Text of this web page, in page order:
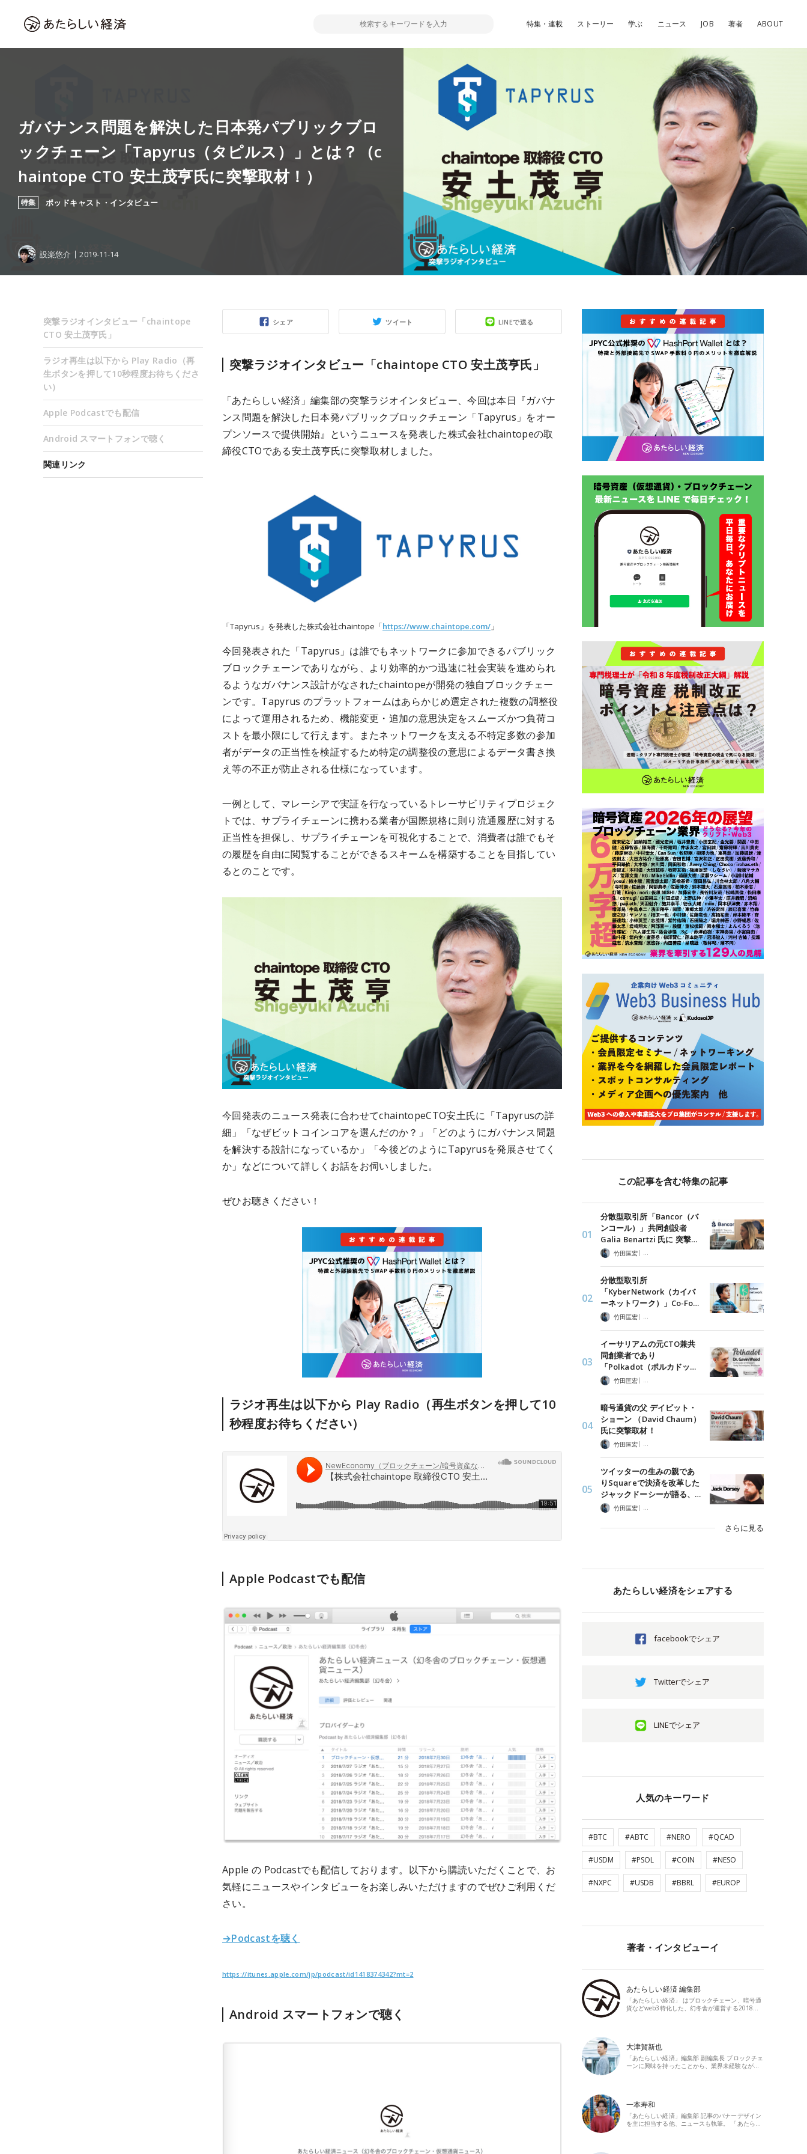
特集・連載 ストーリー 学ぶ ニュース JOB 著者 ABOUT
ガバナンス問題を解決した日本発パブリックブロ
ックチェーン「Tapyrus（タピルス）」とは？（c
haintope CTO 安土茂亨氏に突撃取材！）
特集 ポッドキャスト・インタビュー
設楽悠介 2019-11-14
シェア ツイート LINEで送る
突撃ラジオインタビュー「chaintope CTO 安土茂亨氏」
「あたらしい経済」編集部の突撃ラジオインタビュー、今回は本日『ガバナ
ンス問題を解決した日本発パブリックブロックチェーン「Tapyrus 」をオー
プンソースで提供開始』というニュースを発表した株式会社chaintopeの取
締役CTOである安土茂亨氏に突撃取材しました。
「Tapyrus」を発表した株式会社chaintope「https://www.chaintope.com/ 」
今回発表された「Tapyrus」は誰でもネットワークに参加できるパブリック
ブロックチェーンでありながら、より効率的かつ迅速に社会実装を進められ
るようなガバナンス設計がなされたchaintopeが開発の独自ブロックチェー
ンです。Tapyrus のプラットフォームはあらかじめ選定された複数の調整役
によって運用されるため、機能変更・追加の意思決定をスムーズかつ負荷コ
ストを最小限にして行えます。またネットワークを支える不特定多数の参加
者がデータの正当性を検証するため特定の調整役の意思によるデータ書き換
え等の不正が防止される仕様になっています。
一例として、マレーシアで実証を行なっているトレーサビリティプロジェク
トでは、サプライチェーンに携わる業者が国際規格に則り流通履歴に対する
正当性を担保し、サプライチェーンを可視化することで、消費者は誰でもそ
の履歴を自由に閲覧することができるスキームを構築することを目指してい
るとのことです。
今回発表のニュース発表に合わせてchaintopeCTO安土氏に「Tapyrusの詳
細 」「なぜビットコインコアを選んだのか？」「どのようにガバナンス問題
を解決する設計になっているか」「今後どのようにTapyrusを発展させてく
か 」などについて詳しくお話をお伺いしました。
ぜひお聴きください！
ラジオ再生は以下から Play Radio（再生ボタンを押して10
秒程度お待ちください）
Apple Podcastでも配信
Apple の Podcastでも配信しております。以下から購読いただくことで、お
気軽にニュースやインタビューをお楽しみいただけますのでぜひご利用くだ
さい。
→Podcastを聴く
https://itunes.apple.com/jp/podcast/id1418374342?mt=2
Android スマートフォンで聴く
突撃ラジオインタビュー「chaintope
CTO 安土茂亨氏」
ラジオ再生は以下から Play Radio（再
生ボタンを押して10秒程度お待ちくださ
い）
Apple Podcastでも配信
Android スマートフォンで聴く
関連リンク
この記事を含む特集の記事
分散型取引所「Bancor（バ
ンコール）」共同創設者
Galia Benartzi 氏に 突撃…
竹田匡宏 |
ポッドキャスト・インタビュー
分散型取引所
「KyberNetwork（カイバ
ーネットワーク）」Co-Fo…
竹田匡宏 |
ポッドキャスト・インタビュー
イーサリアムの元CTO兼共
同創業者であり
「Polkadot（ポルカドッ…
竹田匡宏 |
ポッドキャスト・インタビュー
暗号通貨の父 デイビット・
ショーン （David Chaum）
氏に突撃取材！
竹田匡宏 |
ポッドキャスト・インタビュー
ツイッターの生みの親であ
りSquareで決済を改革した
ジャックドーシーが語る、…
竹田匡宏 |
ポッドキャスト・インタビュー
さらに見る
あたらしい経済をシェアする
facebookでシェア
Twitterでシェア
LINEでシェア
人気のキーワード
#BTC #ABTC #NERO #QCAD
#USDM #PSOL #COIN #NESO
#NXPC #USDB #BBRL #EUROP
著者・インタビューイ
あたらしい経済 編集部
「あたらしい経済」 はブロックチェーン、暗号通
貨などweb3特化した、幻冬舎が運営する2018…
大津賀新也
「あたらしい経済」編集部 副編集長 ブロックチェ
ーンに興味を持ったことから、業界未経験なが…
一本寿和
「あたらしい経済」編集部 記事のバナーデザイン
を主に担当する他、ニュースも執筆。 「あたら…